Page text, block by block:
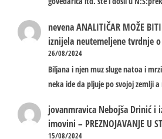
nevenaANALITIČAR MOŽE
iznijela neutemeljene tvrdnje
26/08/2024
Biljana i njen muz sluge natoa i
neka ide da pljuje po svojoj zemlji
jovanmravica Nebojša Drinić i
imovini – PREZNOJAVANJE U
15/08/2024